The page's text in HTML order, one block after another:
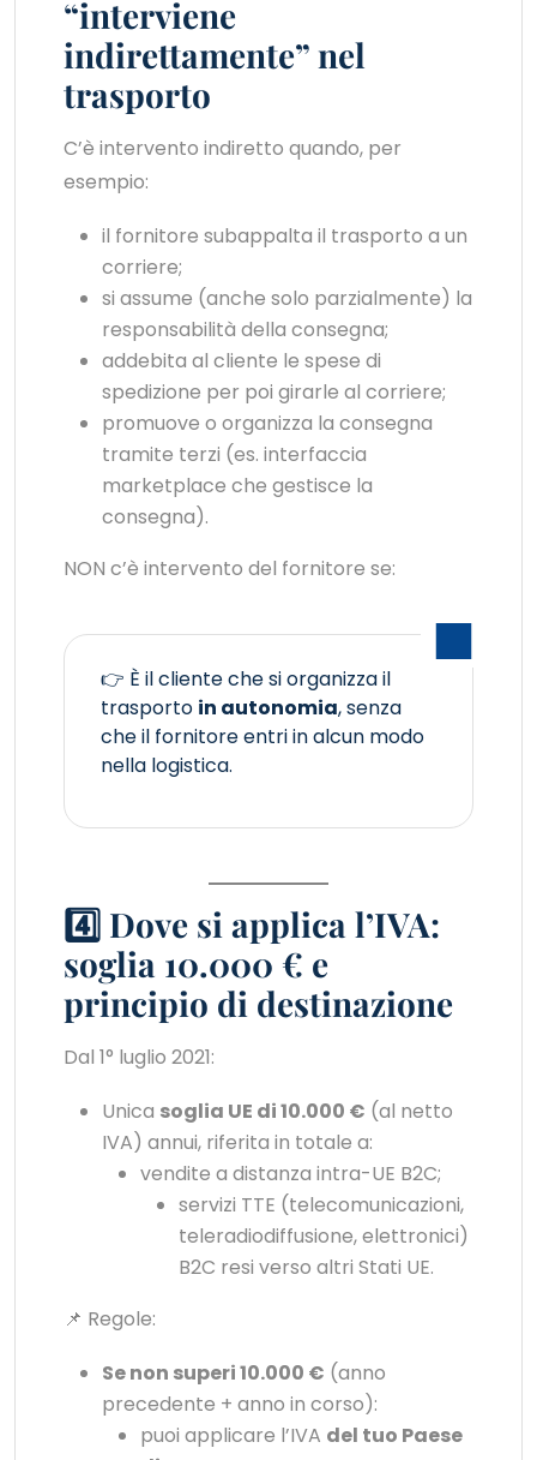
“interviene
indirettamente” nel
trasporto
C’è intervento indiretto quando, per
esempio:
il fornitore subappalta il trasporto a un
corriere;
si assume (anche solo parzialmente) la
responsabilità della consegna;
addebita al cliente le spese di
spedizione per poi girarle al corriere;
promuove o organizza la consegna
tramite terzi (es. interfaccia
marketplace che gestisce la
consegna).
NON c’è intervento del fornitore se:
👉 È il cliente che si organizza il
trasporto in autonomia, senza
che il fornitore entri in alcun modo
nella logistica.
4️⃣ Dove si applica l’IVA:
soglia 10.000 € e
principio di destinazione
Dal 1° luglio 2021:
Unica soglia UE di 10.000 € (al netto
IVA) annui, riferita in totale a:
vendite a distanza intra-UE B2C;
servizi TTE (telecomunicazioni,
teleradiodiffusione, elettronici)
B2C resi verso altri Stati UE.
📌 Regole:
Se non superi 10.000 € (anno
precedente + anno in corso):
puoi applicare l’IVA del tuo Paese